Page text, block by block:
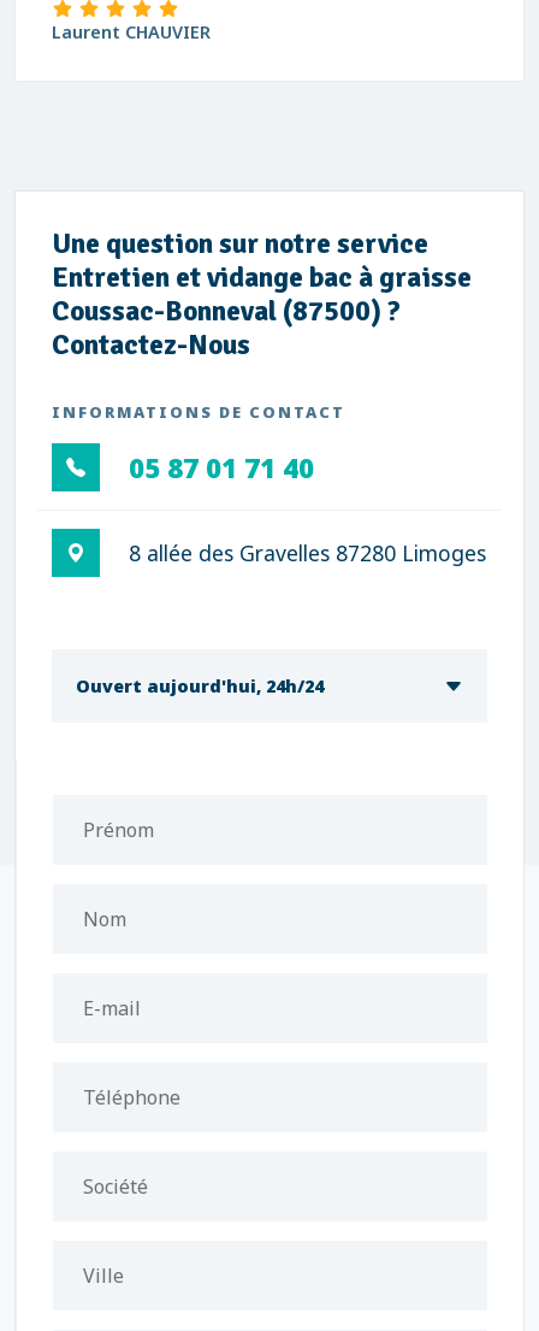
Laurent CHAUVIER
Une question sur notre service
Entretien et vidange bac à graisse
Coussac-Bonneval (87500) ?
Contactez-Nous
INFORMATIONS DE CONTACT
05 87 01 71 40
8 allée des Gravelles 87280 Limoges
Ouvert aujourd'hui, 24h/24
Prénom
Nom
E-mail
Téléphone
Société
Ville